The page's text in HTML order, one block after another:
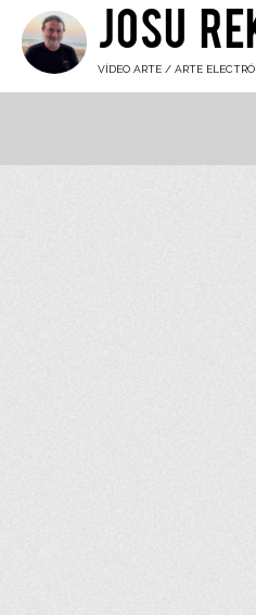
JOSU
VÍDEO ARTE / ARTE